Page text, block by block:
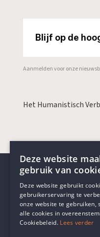
Blijf op de
Aanmelden voor onze
Het Humanistisch
Deze website
gebruik van
Deze website gebruikt
gebruikerservaring te
onze website te gebruiken,
alle cookies in
Cookiebeleid. Lees verder